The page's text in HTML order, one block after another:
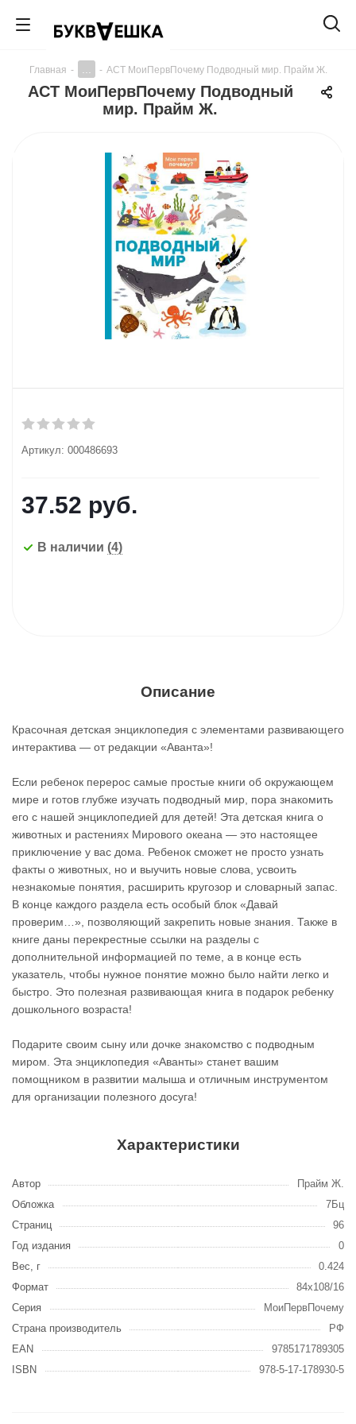
Главная - - АСТ МоиПервПочему Подводный мир. Прайм Ж.
АСТ МоиПервПочему Подводный
мир. Прайм Ж.
Артикул: 000486693
37.52 руб.
В наличии (4)
Описание
Красочная детская энциклопедия с элементами развивающего
интерактива — от редакции «Аванта»!
Если ребенок перерос самые простые книги об окружающем
мире и готов глубже изучать подводный мир, пора знакомить
его с нашей энциклопедией для детей! Эта детская книга о
животных и растениях Мирового океана — это настоящее
приключение у вас дома. Ребенок сможет не просто узнать
факты о животных, но и выучить новые слова, усвоить
незнакомые понятия, расширить кругозор и словарный запас.
В конце каждого раздела есть особый блок «Давай
проверим…», позволяющий закрепить новые знания. Также в
книге даны перекрестные ссылки на разделы с
дополнительной информацией по теме, а в конце есть
указатель, чтобы нужное понятие можно было найти легко и
быстро. Это полезная развивающая книга в подарок ребенку
дошкольного возраста!
Подарите своим сыну или дочке знакомство с подводным
миром. Эта энциклопедия «Аванты» станет вашим
помощником в развитии малыша и отличным инструментом
для организации полезного досуга!
Характеристики
Автор
Прайм Ж.
Обложка
7Бц
Страниц
96
Год издания
0
Вес, г
0.424
Формат
84x108/16
Серия
МоиПервПочему
Страна производитель
РФ
EAN
9785171789305
ISBN
978-5-17-178930-5